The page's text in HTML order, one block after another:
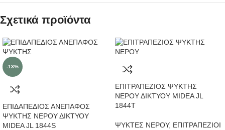
Σχετικά προϊόντα
-13%
ΕΠΙΔΑΠΕΔΙΟΣ ΑΝΕΠΑΦΟΣ
ΨΥΚΤΗΣ ΝΕΡΟΥ ΔΙΚΤΥΟΥ
MIDEA JL 1844S
ΕΠΙΤΡΑΠΕΖΙΟΣ ΨΥΚΤΗΣ
ΝΕΡΟΥ ΔΙΚΤΥΟΥ MIDEA JL
1844Τ
ΨΥΚΤΕΣ ΝΕΡΟΥ, ΕΠΙΤΡΑΠΕΖΙΟΙ